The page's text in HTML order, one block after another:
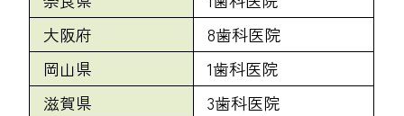
大阪府
8歯科医院
岡山県
1歯科医院
滋賀県
3歯科医院